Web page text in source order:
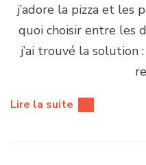
j’adore la pizza et les
quoi choisir entre les
j’ai trouvé la solution
Lire la suite